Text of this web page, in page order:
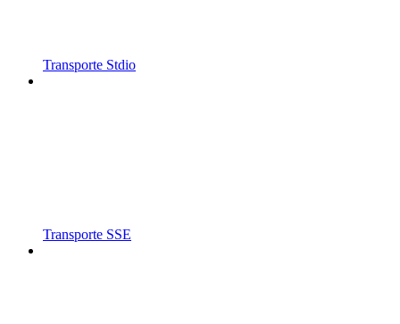
Transporte Stdio
Transporte SSE